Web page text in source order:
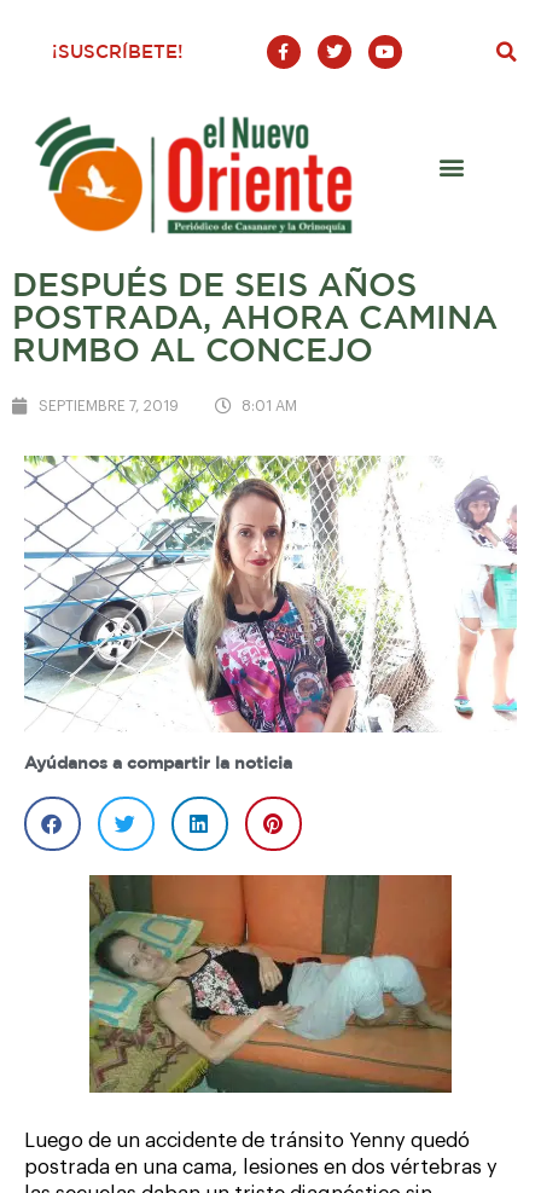
¡SUSCRÍBETE!
F
a
c
o
o
-
T
w
i
Y
o
u
DESPUÉS DE SEIS AÑOS
POSTRADA, AHORA CAMINA
RUMBO AL CONCEJO
SEPTIEMBRE 7, 2019 8:01 AM
Ayúdanos a compartir la noticia
Luego de un accidente de tránsito Yenny quedó
postrada en una cama, lesiones en dos vértebras y